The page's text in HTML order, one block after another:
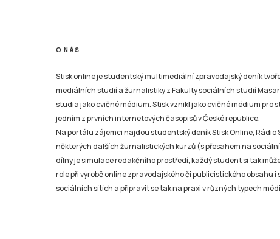
O NÁS
Stisk online je studentský multimediální zpravodajský deník
mediálních studií a žurnalistiky z Fakulty sociálních studií
studia jako cvičné médium. Stisk vznikl jako cvičné médium pro
jedním z prvních internetových časopisů v České republice.
Na portálu zájemci najdou studentský deník Stisk Online, Rádio
některých dalších žurnalistických kurzů (s přesahem na
dílny je simulace redakčního prostředí, každý student si tak
role při výrobě online zpravodajského či publicistického obsahu i
sociálních sítích a připravit se tak na praxi v různých typech